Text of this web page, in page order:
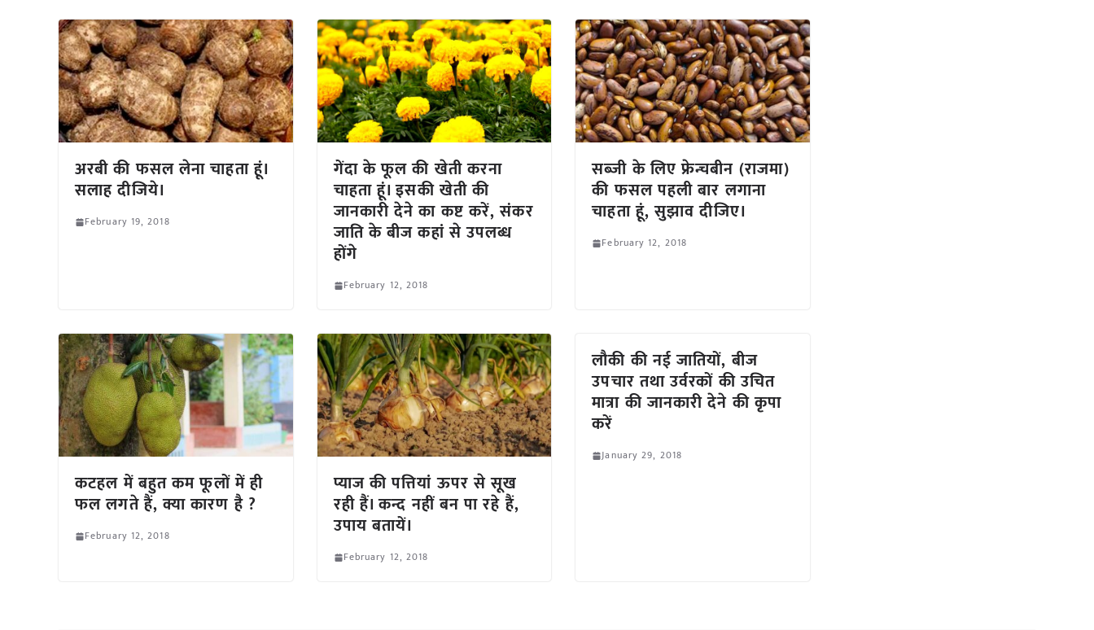
अरबी की फसल लेना चाहता हूं।
सलाह दीजिये।
February 19, 2018
गेंदा के फूल की खेती करना
चाहता हूं। इसकी खेती की
जानकारी देने का कष्ट करें, संकर
जाति के बीज कहां से उपलब्ध
होंगे
February 12, 2018
सब्जी के लिए फ्रेन्चबीन (राजमा)
की फसल पहली बार लगाना
चाहता हूं, सुझाव दीजिए।
February 12, 2018
कटहल में बहुत कम फूलों में ही
फल लगते हैं, क्या कारण है ?
February 12, 2018
प्याज की पत्तियां ऊपर से सूख
रही हैं। कन्द नहीं बन पा रहे हैं,
उपाय बतायें।
February 12, 2018
लौकी की नई जातियों, बीज
उपचार तथा उर्वरकों की उचित
मात्रा की जानकारी देने की कृपा
करें
January 29, 2018